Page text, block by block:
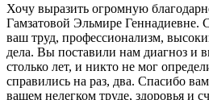
Хочу выразить огромную
Гамзатовой Эльмире Геннадиевне.
ваш труд, профессионализм,
дела. Вы поставили нам диагноз и
столько лет, и никто не мог
справились на раз, два. Спасибо
вашем нелегком труде, здоровья и